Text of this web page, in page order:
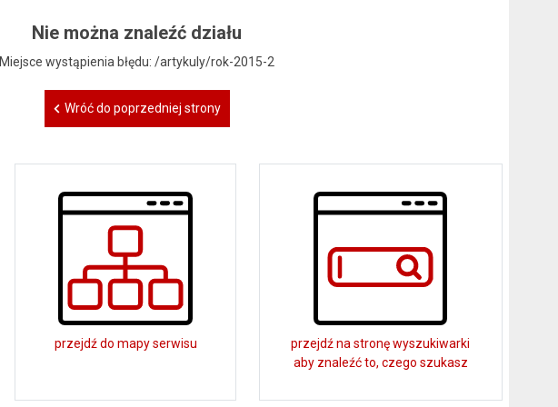
Nie można znaleźć działu
Miejsce wystąpienia błędu: /artykuly/rok-2015-2
Wróć do poprzedniej strony
przejdź do mapy serwisu
przejdź na stronę wyszukiwarki
aby znaleźć to, czego szukasz